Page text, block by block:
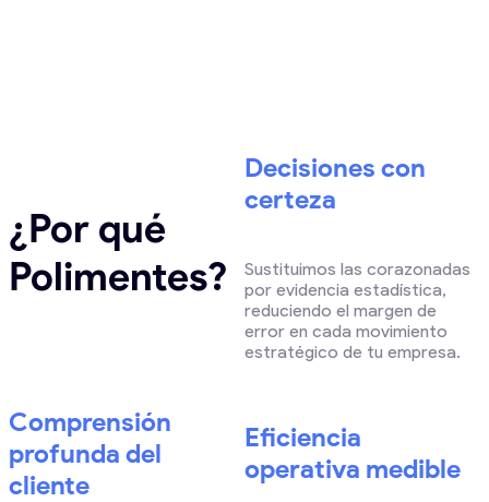
¿Por qué
Polimentes?
Decisiones con
certeza
Sustituimos las corazonadas
por evidencia estadística,
reduciendo el margen de
error en cada movimiento
estratégico de tu empresa.
Comprensión
profunda del
cliente
Eficiencia
operativa medible